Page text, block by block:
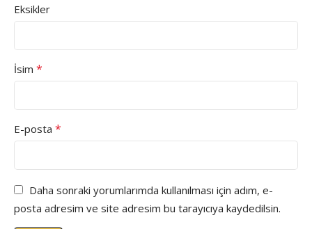
Eksikler
İsim *
E-posta *
Daha sonraki yorumlarımda kullanılması için adım, e-
posta adresim ve site adresim bu tarayıcıya kaydedilsin.